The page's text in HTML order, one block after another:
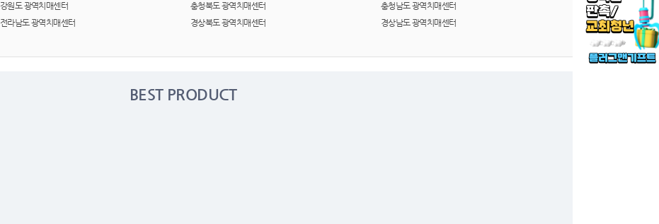
강원도 광역치매센터 충청북도 광역치매센터
충청남도 광역치매센터
전라남도 광역치매센터 경상북도 광역치매센터
경상남도 광역치매센터
BEST PRODUCT